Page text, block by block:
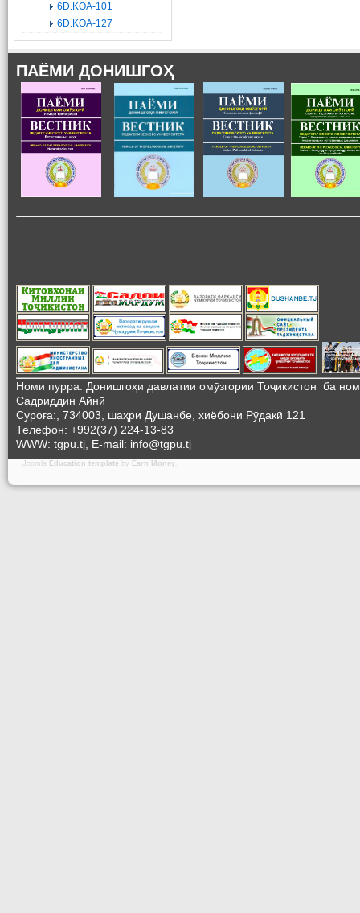
6D.KOA-101
6D.KOA-127
ПАЁМИ ДОНИШГОҲ
Номи пурра: Донишгоҳи давлатии омӯзгории Тоҷикистон ба
Садриддин Айнӣ
Суроға:, 734003, шаҳри Душанбе, хиёбони Рӯдакӣ 121
Телефон: +992(37) 224-13-83
WWW: tgpu.tj, E-mail: info@tgpu.tj
Joomla Education template by Earn Money